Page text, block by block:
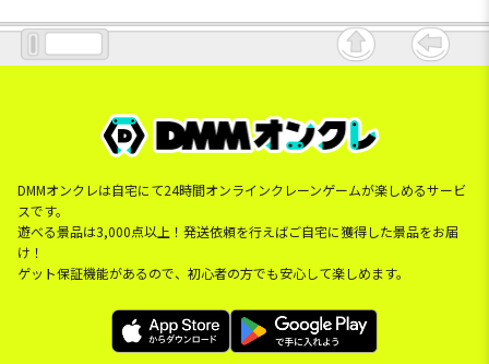
DMMオンクレは自宅にて24時間オンラインクレーンゲームが楽しめるサービ
スです。
遊べる景品は3,000点以上！発送依頼を行えばご自宅に獲得した景品をお届
け！
ゲット保証機能があるので、初心者の方でも安心して楽しめます。